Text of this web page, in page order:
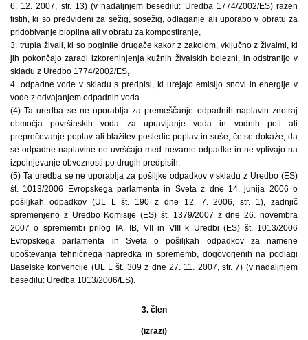
6. 12. 2007, str. 13) (v nadaljnjem besedilu: Uredba 1774/2002/ES) razen
tistih, ki so predvideni za sežig, sosežig, odlaganje ali uporabo v obratu za
pridobivanje bioplina ali v obratu za kompostiranje,
3. trupla živali, ki so poginile drugače kakor z zakolom, vključno z živalmi, ki
jih pokončajo zaradi izkoreninjenja kužnih živalskih bolezni, in odstranijo v
skladu z Uredbo 1774/2002/ES,
4. odpadne vode v skladu s predpisi, ki urejajo emisijo snovi in energije v
vode z odvajanjem odpadnih voda.
(4) Ta uredba se ne uporablja za premeščanje odpadnih naplavin znotraj
območja površinskih voda za upravljanje voda in vodnih poti ali
preprečevanje poplav ali blažitev posledic poplav in suše, če se dokaže, da
se odpadne naplavine ne uvrščajo med nevarne odpadke in ne vplivajo na
izpolnjevanje obveznosti po drugih predpisih.
(5) Ta uredba se ne uporablja za pošiljke odpadkov v skladu z Uredbo (ES)
št. 1013/2006 Evropskega parlamenta in Sveta z dne 14. junija 2006 o
pošiljkah odpadkov (UL L št. 190 z dne 12. 7. 2006, str. 1), zadnjič
spremenjeno z Uredbo Komisije (ES) št. 1379/2007 z dne 26. novembra
2007 o spremembi prilog IA, IB, VII in VIII k Uredbi (ES) št. 1013/2006
Evropskega parlamenta in Sveta o pošiljkah odpadkov za namene
upoštevanja tehničnega napredka in sprememb, dogovorjenih na podlagi
Baselske konvencije (UL L št. 309 z dne 27. 11. 2007, str. 7) (v nadaljnjem
besedilu: Uredba 1013/2006/ES).
3. člen
(izrazi)